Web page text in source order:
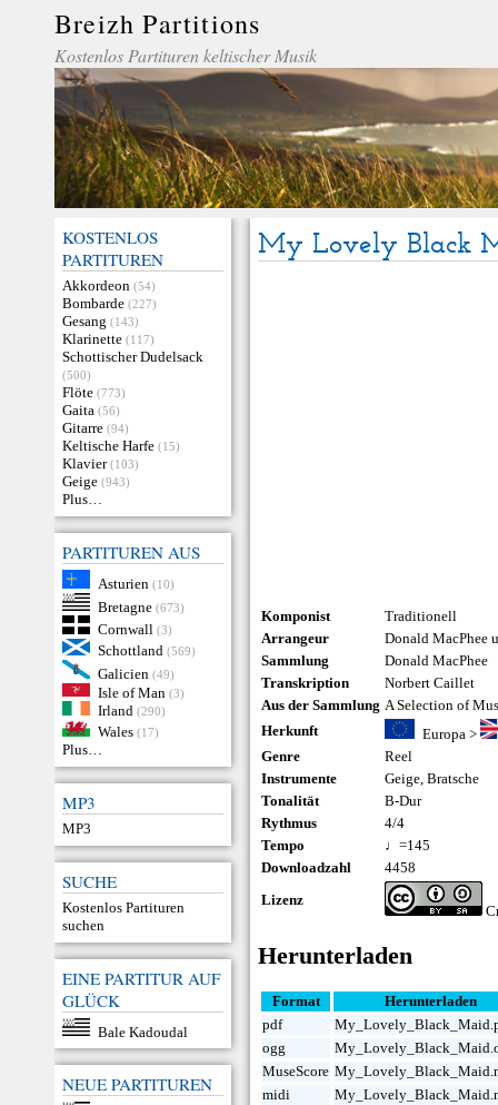
Breizh Partitions
Kostenlos Partituren keltischer Musik
KOSTENLOS
PARTITUREN
Akkordeon (54)
Bombarde (227)
Gesang (143)
Klarinette (117)
Schottischer Dudelsack
(500)
Flöte (773)
Gaita (56)
Gitarre (94)
Keltische Harfe (15)
Klavier (103)
Geige (943)
Plus…
PARTITUREN AUS
Asturien (10)
Bretagne (673)
Cornwall (3)
Schottland (569)
Galicien (49)
Isle of Man (3)
Irland (290)
Wales (17)
Plus…
MP3
MP3
SUCHE
Kostenlos Partituren
suchen
EINE PARTITUR AUF
GLÜCK
Bale Kadoudal
NEUE PARTITUREN
My Lovely Black
Komponist
Traditionell
Arrangeur
Donald MacPhee
Sammlung
Donald MacPhee
Transkription
Norbert Caillet
Aus der Sammlung A Selection of
Herkunft
Europa>
Genre
Reel
Instrumente
Geige,Bratsche
Tonalität
B-Dur
Rythmus
4/4
Tempo
♩=145
Downloadzahl
4458
Lizenz
Herunterladen
Format
Herunterladen
pdf
ogg
MuseScore
midi